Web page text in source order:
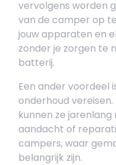
vervolgens worden
van de camper op
jouw apparaten en
zonder je zorgen te
batterij.
Een ander voordeel
onderhoud
kunnen ze
aandacht of
campers, waar
belangrijk zijn.